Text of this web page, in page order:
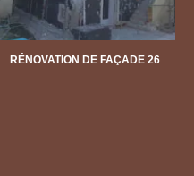
RÉNOVATION DE FAÇADE 26